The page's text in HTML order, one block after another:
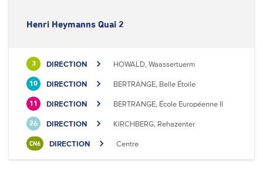
Henri Heymanns Quai 2
3 DIRECTION HOWALD, Waassertuerm
10 DIRECTION BERTRANGE, Belle Étoile
11 DIRECTION BERTRANGE, École Européenne II
26 DIRECTION KIRCHBERG, Rehazenter
CN6 DIRECTION Centre